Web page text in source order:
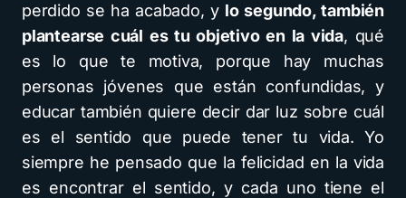
perdido se ha acabado, y lo segundo, también
plantearse cuál es tu objetivo en la vida, qué
es lo que te motiva, porque hay muchas
personas jóvenes que están confundidas, y
educar también quiere decir dar luz sobre cuál
es el sentido que puede tener tu vida. Yo
siempre he pensado que la felicidad en la vida
es encontrar el sentido, y cada uno tiene el